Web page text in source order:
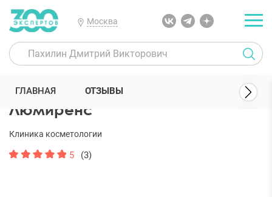
Москва
300 Экспертов Клиники
Люмиренс
Клиника косметологии
5 (3)
ГЛАВНАЯ ОТЗЫВЫ